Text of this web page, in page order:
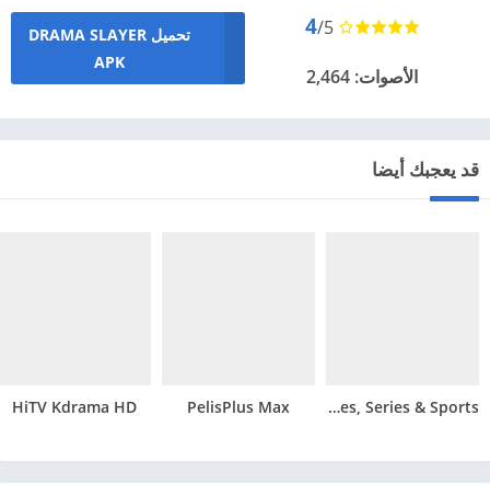
4/5
الأصوات: 2,464
تحميل DRAMA SLAYER
APK
قد يعجبك أيضا
Bongo: Movies, Series & Sports
PelisPlus Max
HiTV Kdrama HD